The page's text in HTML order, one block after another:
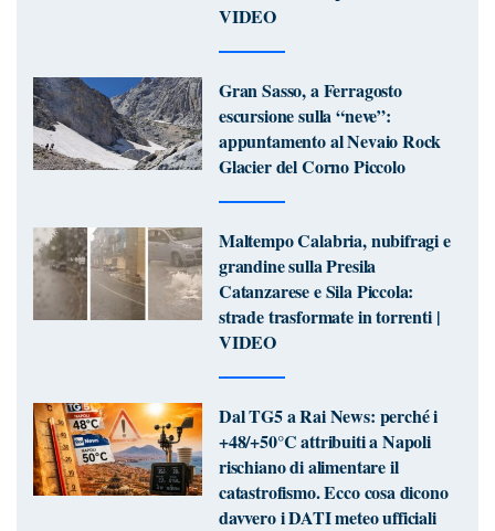
VIDEO
Gran Sasso, a Ferragosto
escursione sulla “neve”:
appuntamento al Nevaio Rock
Glacier del Corno Piccolo
Maltempo Calabria, nubifragi e
grandine sulla Presila
Catanzarese e Sila Piccola:
strade trasformate in torrenti |
VIDEO
Dal TG5 a Rai News: perché i
+48/+50°C attribuiti a Napoli
rischiano di alimentare il
catastrofismo. Ecco cosa dicono
davvero i DATI meteo ufficiali